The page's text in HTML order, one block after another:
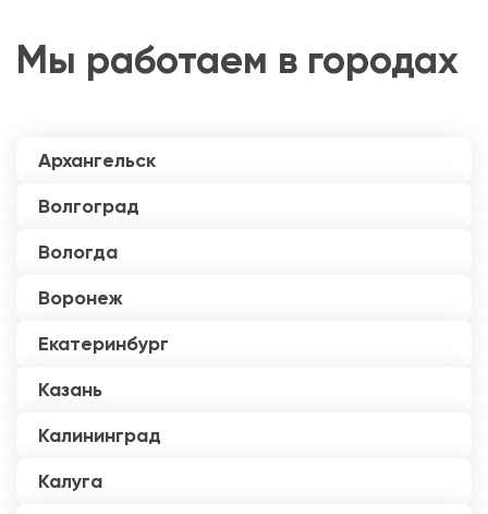
Мы работаем в городах
Архангельск
Волгоград
Вологда
Воронеж
Екатеринбург
Казань
Калининград
Калуга